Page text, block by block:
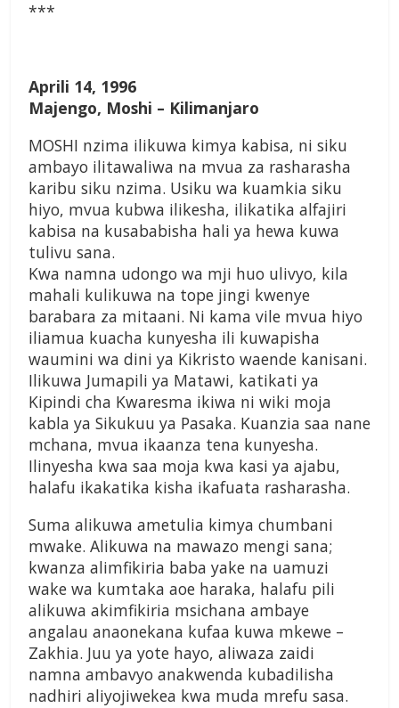
***
Aprili 14, 1996
Majengo, Moshi – Kilimanjaro
MOSHI nzima ilikuwa kimya kabisa, ni siku
ambayo ilitawaliwa na mvua za rasharasha
karibu siku nzima. Usiku wa kuamkia siku
hiyo, mvua kubwa ilikesha, ilikatika alfajiri
kabisa na kusababisha hali ya hewa kuwa
tulivu sana.
Kwa namna udongo wa mji huo ulivyo, kila
mahali kulikuwa na tope jingi kwenye
barabara za mitaani. Ni kama vile mvua hiyo
iliamua kuacha kunyesha ili kuwapisha
waumini wa dini ya Kikristo waende kanisani.
Ilikuwa Jumapili ya Matawi, katikati ya
Kipindi cha Kwaresma ikiwa ni wiki moja
kabla ya Sikukuu ya Pasaka. Kuanzia saa nane
mchana, mvua ikaanza tena kunyesha.
Ilinyesha kwa saa moja kwa kasi ya ajabu,
halafu ikakatika kisha ikafuata rasharasha.
Suma alikuwa ametulia kimya chumbani
mwake. Alikuwa na mawazo mengi sana;
kwanza alimfikiria baba yake na uamuzi
wake wa kumtaka aoe haraka, halafu pili
alikuwa akimfikiria msichana ambaye
angalau anaonekana kufaa kuwa mkewe –
Zakhia. Juu ya yote hayo, aliwaza zaidi
namna ambavyo anakwenda kubadilisha
nadhiri aliyojiwekea kwa muda mrefu sasa.